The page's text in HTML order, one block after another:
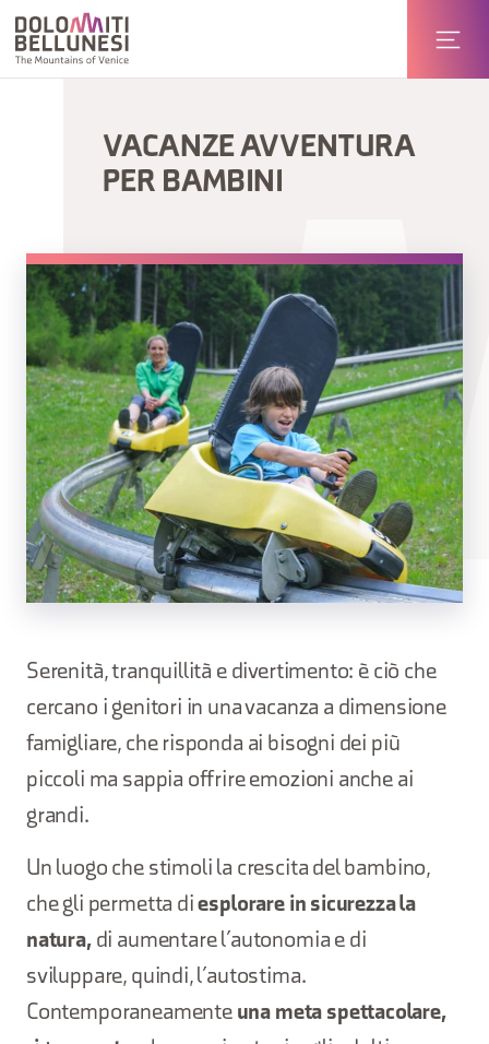
VACANZE AVVENTURA
PER BAMBINI
Serenità, tranquillità e divertimento: è ciò che
cercano i genitori in una vacanza a dimensione
famigliare, che risponda ai bisogni dei più
piccoli ma sappia offrire emozioni anche ai
grandi.
Un luogo che stimoli la crescita del bambino,
che gli permetta diesplorare in sicurezza la
natura,di aumentare l’autonomia e di
sviluppare, quindi, l’autostima.
Contemporaneamenteuna meta spettacolare,